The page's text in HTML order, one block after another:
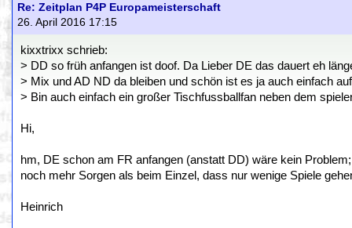
Re: Zeitplan P4P Europameisterschaft
26. April 2016 17:15
kixxtrixx schrieb:
> DD so früh anfangen ist doof. Da Lieber DE das dauert eh
> Mix und AD ND da bleiben und schön ist es ja auch einfach
> Bin auch einfach ein großer Tischfussballfan neben dem
Hi,
hm, DE schon am FR anfangen (anstatt DD) wäre kein
noch mehr Sorgen als beim Einzel, dass nur wenige Spiele
Heinrich